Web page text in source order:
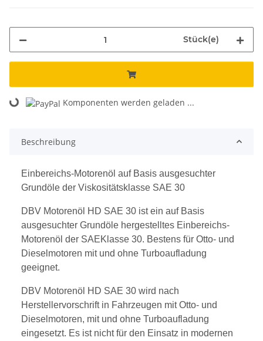
Stück(e)
Loading... Komponenten werden geladen ...
Beschreibung
Einbereichs-Motorenöl auf Basis ausgesuchter
Grundöle der Viskositätsklasse SAE 30
DBV Motorenöl HD SAE 30 ist ein auf Basis
ausgesuchter Grundöle hergestelltes Einbereichs-
Motorenöl der SAEKlasse 30. Bestens für Otto- und
Dieselmotoren mit und ohne Turboaufladung
geeignet.
DBV Motorenöl HD SAE 30 wird nach
Herstellervorschrift in Fahrzeugen mit Otto- und
Dieselmotoren, mit und ohne Turboaufladung
eingesetzt. Es ist nicht für den Einsatz in modernen